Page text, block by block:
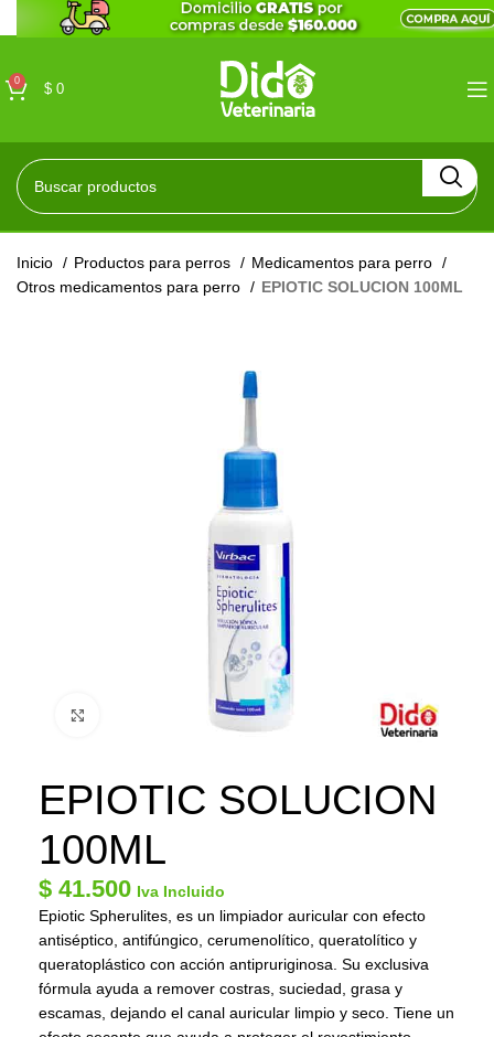
0
$ 0
Inicio Productos para perros
Medicamentos para perro
Otros medicamentos para perro
EPIOTIC SOLUCION 100ML
EPIOTIC SOLUCION
100ML
$ 41.500 Iva Incluido
Epiotic Spherulites, es un limpiador auricular con efecto
antiséptico, antifúngico, cerumenolítico, queratolítico y
queratoplástico con acción antipruriginosa. Su exclusiva
fórmula ayuda a remover costras, suciedad, grasa y
escamas, dejando el canal auricular limpio y seco. Tiene un